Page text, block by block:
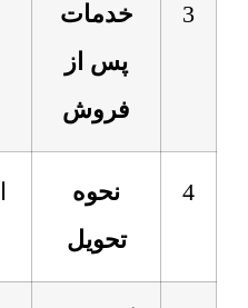
3
خدمات
پس از
فروش
4
نحوه
تحویل